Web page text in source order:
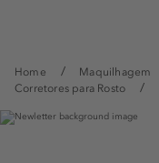
Home Maquilhagem
Corretores para Rosto